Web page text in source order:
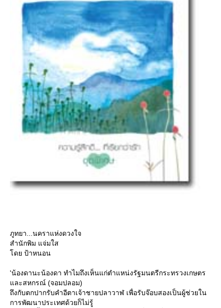
ภูทยา...นคราแห่งดวงใจ
สำนักพิม แจ่มใส
ดย ป้าหนอน
'น้องดานะน้องดา ทำไมถึงเห็นแก่ตำแหน่งรัฐมนตรีกระทรวงเกษตร
ละสหกรณ์ (จอมปลอม)
ถึงกับตกปากรับคำอีตาเจ้าชายปลาวาฬ เพื่อรับจ๊อบสองเป็นผู้ช่วยใน
การพัฒนาประเทศด้วยก็ไม่รู้